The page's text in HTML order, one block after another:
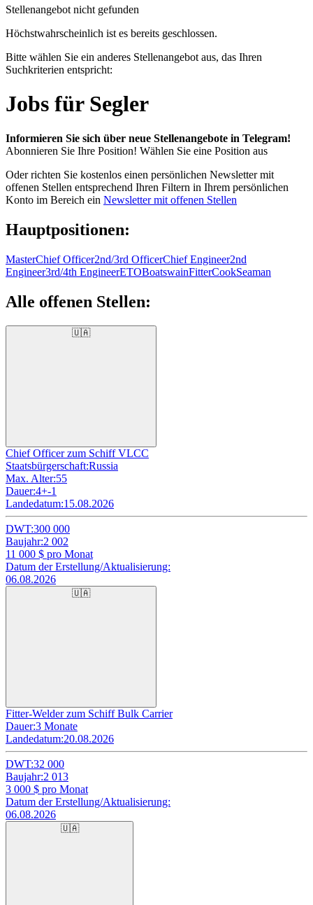
Stellenangebot nicht gefunden
Höchstwahrscheinlich ist es bereits geschlossen.
Bitte wählen Sie ein anderes Stellenangebot aus, das Ihren
Suchkriterien entspricht:
Jobs für Segler
Informieren Sie sich über neue Stellenangebote in Telegram!
Abonnieren Sie Ihre Position! Wählen Sie eine Position aus
Oder richten Sie kostenlos einen persönlichen Newsletter mit
offenen Stellen entsprechend Ihren Filtern in Ihrem persönlichen
Konto im Bereich ein Newsletter mit offenen Stellen
Hauptpositionen:
MasterChief Officer2nd/3rd OfficerChief Engineer2nd
Engineer3rd/4th EngineerETOBoatswainFitterCookSeaman
Alle offenen Stellen:
🇺🇦
Chief Officer zum Schiff VLCC
Staatsbürgerschaft:Russia
Max. Alter:55
Dauer:4+-1
Landedatum:15.08.2026
DWT:300 000
Baujahr:2 002
11 000 $ pro Monat
Datum der Erstellung/Aktualisierung:
06.08.2026
🇺🇦
Fitter-Welder zum Schiff Bulk Carrier
Dauer:3 Monate
Landedatum:20.08.2026
DWT:32 000
Baujahr:2 013
3 000 $ pro Monat
Datum der Erstellung/Aktualisierung:
06.08.2026
🇺🇦